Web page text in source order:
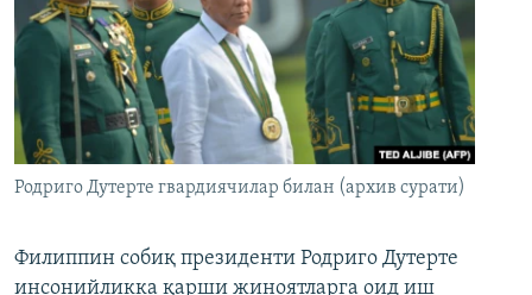
Родриго Дутерте гвардиячилар билан (архив сурати)
Филиппин собиқ президенти Родриго Дутерте
инсонийликка қарши жиноятларга оид иш